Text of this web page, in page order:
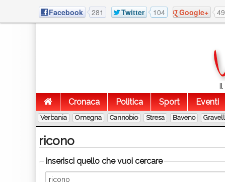
Facebook 281 Twitter 104 Google+ 49
Cronaca
Politica Sport Eventi
Verbania Omegna Cannobio Stresa Baveno
ricono
Inserisci quello che vuoi cercare